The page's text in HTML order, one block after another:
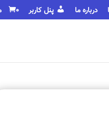
درباره ما پنل کاربر 0 مورد